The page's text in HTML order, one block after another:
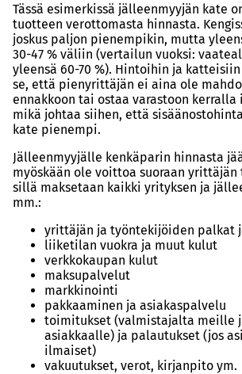
Tässä esimerkissä jälleenmyyjän kate
tuotteen verottomasta hinnasta.
joskus paljon pienempikin, mutta
30-47 % väliin (vertailun vuoksi:
yleensä 60-70 %). Hintoihin ja
se, että pienyrittäjän ei aina ole
ennakkoon tai ostaa varastoon kerralla
mikä johtaa siihen, että
kate pienempi.
Jälleenmyyjälle kenkäparin hinnasta
myöskään ole voittoa suoraan yrittäjän
sillä maksetaan kaikki yrityksen ja
mm.:
yrittäjän ja työntekijöiden palkat
liiketilan vuokra ja muut kulut
verkkokaupan kulut
maksupalvelut
markkinointi
pakkaaminen ja asiakaspalvelu
toimitukset (valmistajalta meille
asiakkaalle) ja palautukset (jos
ilmaiset)
vakuutukset, verot, kirjanpito ym.